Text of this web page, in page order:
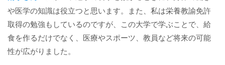
や医学の知識は役立つと思います。また、私は栄養教諭免許
取得の勉強もしているのですが、この大学で学ぶことで、給
食を作るだけでなく、医療やスポーツ、教員など将来の可能
性が広がりました。